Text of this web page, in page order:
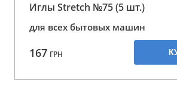
Иглы Stretch №75 (5 шт.)
для всех бытовых машин
167 ГРН